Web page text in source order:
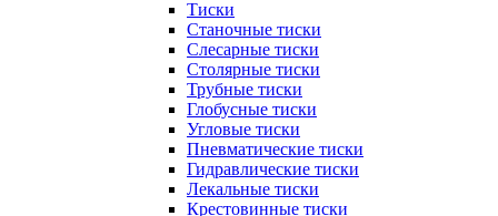
Тиски
Станочные тиски
Слесарные тиски
Столярные тиски
Трубные тиски
Глобусные тиски
Угловые тиски
Пневматические тиски
Гидравлические тиски
Лекальные тиски
Крестовинные тиски